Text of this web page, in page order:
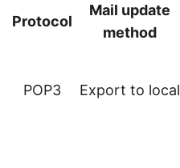
Protocol
Mail update
method
POP3 Export to local